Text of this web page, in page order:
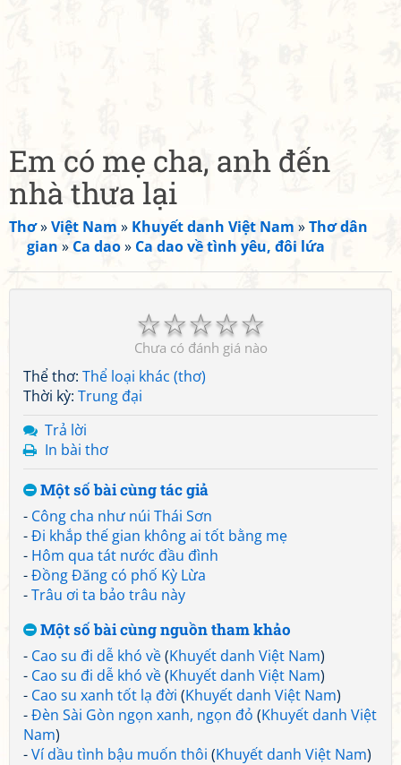
Em có mẹ cha, anh đến
nhà thưa lại
Thơ»Việt Nam » Khuyết danh Việt Nam »Thơ dân
gian » Ca dao» Ca dao về tình yêu, đôi lứa
☆
☆
☆
☆
☆
Chưa có đánh giá nào
Thể thơ: Thể loại khác (thơ)
Thời kỳ: Trung đại
Trả lời
In bài thơ
Một số bài cùng tác giả
- Công cha như núi Thái Sơn
-Đi khắp thế gian không ai tốt bằng mẹ
- Hôm qua tát nước đầu đình
-Đồng Đăng có phố Kỳ Lừa
-Trâu ơi ta bảo trâu này
Một số bài cùng nguồn tham khảo
- Cao su đi dễ khó về(Khuyết danh Việt Nam)
- Cao su đi dễ khó về(Khuyết danh Việt Nam)
- Cao su xanh tốt lạ đời (Khuyết danh Việt Nam)
-Đèn Sài Gòn ngọn xanh, ngọn đỏ (Khuyết danh Việt
Nam)
-Ví dầu tình bậu muốn thôi (Khuyết danh Việt Nam)